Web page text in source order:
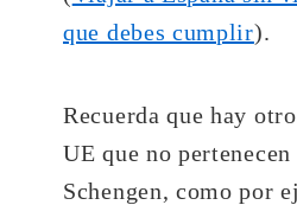
que debes cumplir).
Recuerda que hay
UE que no
Schengen, como por